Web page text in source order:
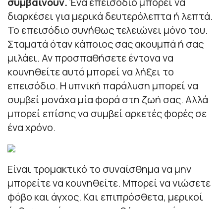
διαρκέσει για μερικά δευτερόλεπτα ή λεπτά.
Το επεισόδιο συνήθως τελειώνει μόνο του.
Σταματά όταν κάποιος σας ακουμπά ή σας
μιλάει. Αν προσπαθήσετε έντονα να
κουνηθείτε αυτό μπορεί να λήξει το
επεισόδιο. Η υπνική παράλυση μπορεί να
συμβεί μονάχα μία φορά στη ζωή σας. Αλλά
μπορεί επίσης να συμβεί αρκετές φορές σε
ένα χρόνο.
Είναι τρομακτικό το συναίσθημα να μην
μπορείτε να κουνηθείτε. Μπορεί να νιώσετε
φόβο και άγχος. Και επιπρόσθετα, μερικοί